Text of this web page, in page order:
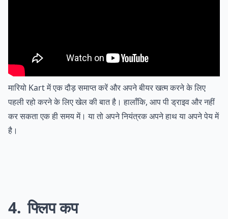
मारियो Kart में एक दौड़ समाप्त करें और अपने बीयर खत्म करने के लिए
पहली रहो करने के लिए खेल की बात है। हालाँकि, आप पी ड्राइव और नहीं
कर सकता एक ही समय में। या तो अपने नियंत्रक अपने हाथ या अपने पेय में
है।
4 फ्लिप कप